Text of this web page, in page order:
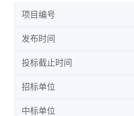
项目编号
发布时间
投标截止时间
招标单位
中标单位